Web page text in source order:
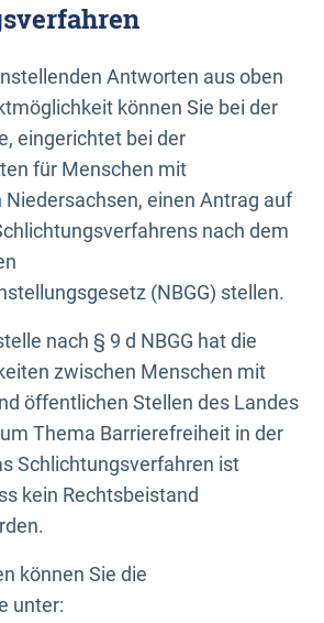
Antworten aus oben
können Sie bei der
eingerichtet bei der
für Menschen mit
Niedersachsen, einen Antrag auf
nach dem
(NBGG) stellen.
nach § 9 d NBGG hat die
zwischen Menschen mit
öffentlichen Stellen des Landes
Thema Barrierefreiheit in der
Schlichtungsverfahren ist
kein Rechtsbeistand
können Sie die
unter: